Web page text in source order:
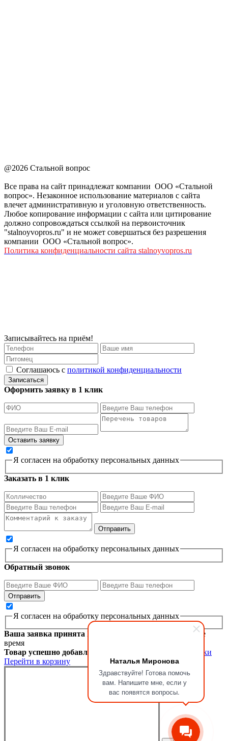
Наталья Миронова
Здравствуйте! Готова помочь
вам. Напишите мне, если у
вас появятся вопросы.
@2026 Стальной вопрос
Все права на сайт принадлежат компании ООО «Стальной
вопрос». Незаконное использование материалов с сайта
влечет административную и уголовную ответственность.
Любое копирование информации с сайта или цитирование
должно сопровождаться ссылкой на первоисточник
"stalnoyvopros.ru" и не может совершаться без разрешения
компании ООО «Стальной вопрос».
Политика конфиденциальности сайта stalnoyvopros.ru
Записывайтесь на приём!
Соглашаюсь с политикой конфиденциальности
Записаться
Оформить заявку в 1 клик
Я согласен на обработку персональных данных
Заказать в 1 клик
Я согласен на обработку персональных данных
Обратный звонок
Я согласен на обработку персональных данных
Ваша заявка принята Мы перезвоним вам в ближайшее
время
Товар успешно добавлен в корзину
Продолжить покупки
Перейти в корзину